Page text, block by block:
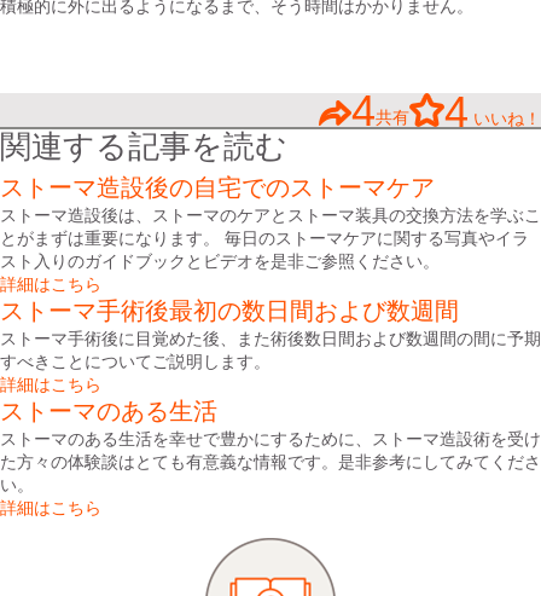
積極的に外に出るようになるまで、そう時間はかかりません。
4共有 4 いいね！
関連する記事を読む
ストーマ造設後の自宅でのストーマケア
ストーマ造設後は、ストーマのケアとストーマ装具の交換方法を学ぶこ
とがまずは重要になります。 毎日のストーマケアに関する写真やイラ
スト入りのガイドブックとビデオを是非ご参照ください。
詳細はこちら
ストーマ手術後最初の数日間および数週間
ストーマ手術後に目覚めた後、また術後数日間および数週間の間に予期
すべきことについてご説明します。
詳細はこちら
ストーマのある生活
ストーマのある生活を幸せで豊かにするために、ストーマ造設術を受け
た方々の体験談はとても有意義な情報です。是非参考にしてみてくださ
い。
詳細はこちら